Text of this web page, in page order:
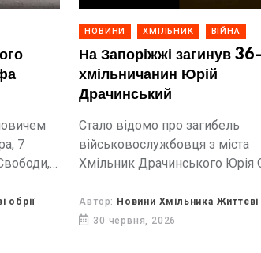
7
обрії
НОВИНИ ХМІЛЬНИК ВІЙНА
На Запоріжжі загинув
хмільничанин Юрій
Драчинський
Стало відомо про загибель
військовослужбовця з міста
Хмільник Драчинського Юрія
бойового завдання на
Автор: Новини Хмільника Життєві
30 червня, 2026